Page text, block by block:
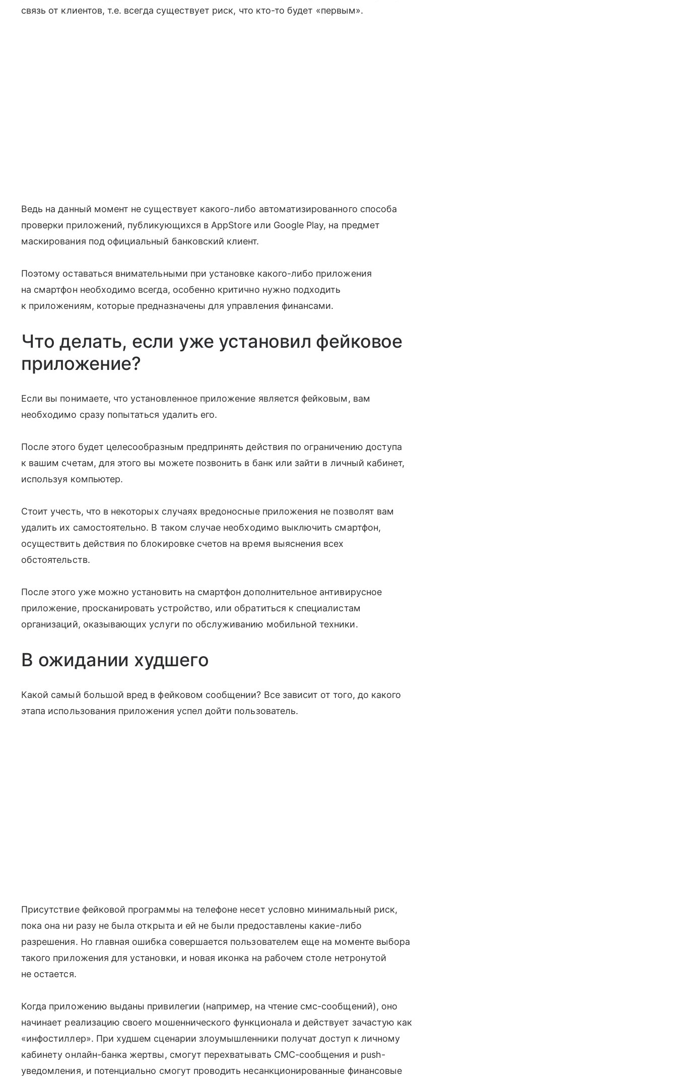
связь от клиентов, т.е. всегда существует риск, что кто-то будет «первым».
Ведь на данный момент не существует какого-либо автоматизированного способа
проверки приложений, публикующихся в AppStore или Google Play, на предмет
маскирования под официальный банковский клиент.
Поэтому оставаться внимательными при установке какого-либо приложения
на смартфон необходимо всегда, особенно критично нужно подходить
к приложениям, которые предназначены для управления финансами.
Что делать, если уже установил фейковое
приложение?
Если вы понимаете, что установленное приложение является фейковым, вам
необходимо сразу попытаться удалить его.
После этого будет целесообразным предпринять действия по ограничению доступа
к вашим счетам, для этого вы можете позвонить в банк или зайти в личный кабинет,
используя компьютер.
Стоит учесть, что в некоторых случаях вредоносные приложения не позволят вам
удалить их самостоятельно. В таком случае необходимо выключить смартфон,
осуществить действия по блокировке счетов на время выяснения всех
обстоятельств.
После этого уже можно установить на смартфон дополнительное антивирусное
приложение, просканировать устройство, или обратиться к специалистам
организаций, оказывающих услуги по обслуживанию мобильной техники.
В ожидании худшего
Какой самый большой вред в фейковом сообщении? Все зависит от того, до какого
этапа использования приложения успел дойти пользователь.
Присутствие фейковой программы на телефоне несет условно минимальный риск,
пока она ни разу не была открыта и ей не были предоставлены какие-либо
разрешения. Но главная ошибка совершается пользователем еще на моменте выбора
такого приложения для установки, и новая иконка на рабочем столе нетронутой
не остается.
Когда приложению выданы привилегии (например, на чтение смс-сообщений), оно
начинает реализацию своего мошеннического функционала и действует зачастую как
«инфостиллер». При худшем сценарии злоумышленники получат доступ к личному
кабинету онлайн-банка жертвы, смогут перехватывать СМС-сообщения и push-
уведомления, и потенциально смогут проводить несанкционированные финансовые